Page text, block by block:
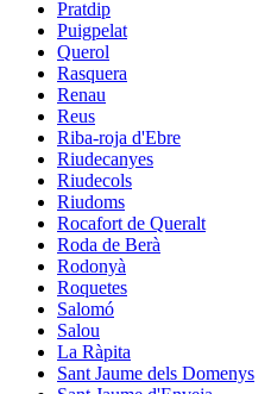
Pratdip
Puigpelat
Querol
Rasquera
Renau
Reus
Riba-roja d'Ebre
Riudecanyes
Riudecols
Riudoms
Rocafort de Queralt
Roda de Berà
Rodonyà
Roquetes
Salomó
Salou
La Ràpita
Sant Jaume dels Domenys